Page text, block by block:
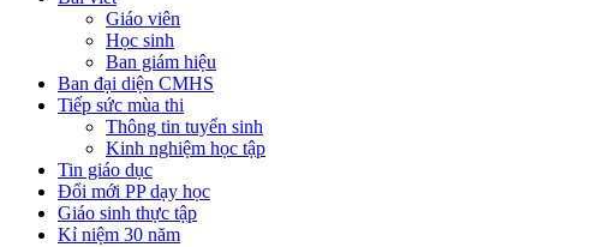
Giáo viên
Học sinh
Ban giám hiệu
Ban đại diện CMHS
Tiếp sức mùa thi
Thông tin tuyển sinh
Kinh nghiệm học tập
Tin giáo dục
Đổi mới PP dạy học
Giáo sinh thực tập
Kỉ niệm 30 năm